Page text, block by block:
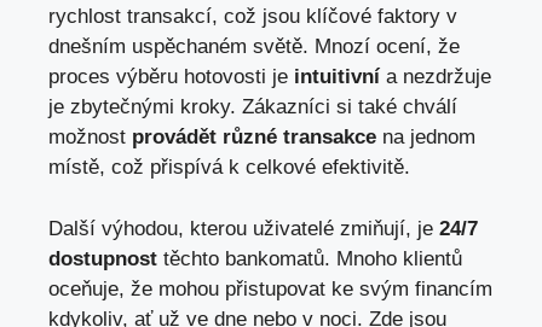
rychlost transakcí, což jsou klíčové faktory v
dnešním uspěchaném světě. Mnozí ocení, že
proces výběru hotovosti je intuitivní a nezdržuje
je zbytečnými kroky. Zákazníci si také chválí
možnost provádět různé transakce na jednom
místě, což přispívá k celkové efektivitě.
Další výhodou, kterou uživatelé zmiňují, je 24/7
dostupnost těchto bankomatů. Mnoho klientů
oceňuje, že mohou přistupovat ke svým financím
kdykoliv, ať už ve dne nebo v noci. Zde jsou